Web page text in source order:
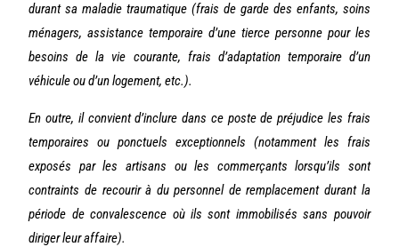
durant sa maladie traumatique (frais de garde des enfants, soins
ménagers, assistance temporaire d’une tierce personne pour les
besoins de la vie courante, frais d’adaptation temporaire d’un
véhicule ou d’un logement, etc.).
En outre, il convient d’inclure dans ce poste de préjudice les frais
temporaires ou ponctuels exceptionnels (notamment les frais
exposés par les artisans ou les commerçants lorsqu’ils sont
contraints de recourir à du personnel de remplacement durant la
période de convalescence où ils sont immobilisés sans pouvoir
diriger leur affaire).